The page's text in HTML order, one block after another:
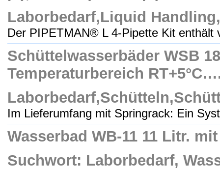
Laborbedarf,Liquid
Der PIPETMAN® L 4-Pipette Kit enthält
Schüttelwasserbäder WSB
Temperaturbereich
Im Lieferumfang mit Springrack: Ein
Wasserbad WB-11 11 Litr.
Suchwort: Laborbedarf,